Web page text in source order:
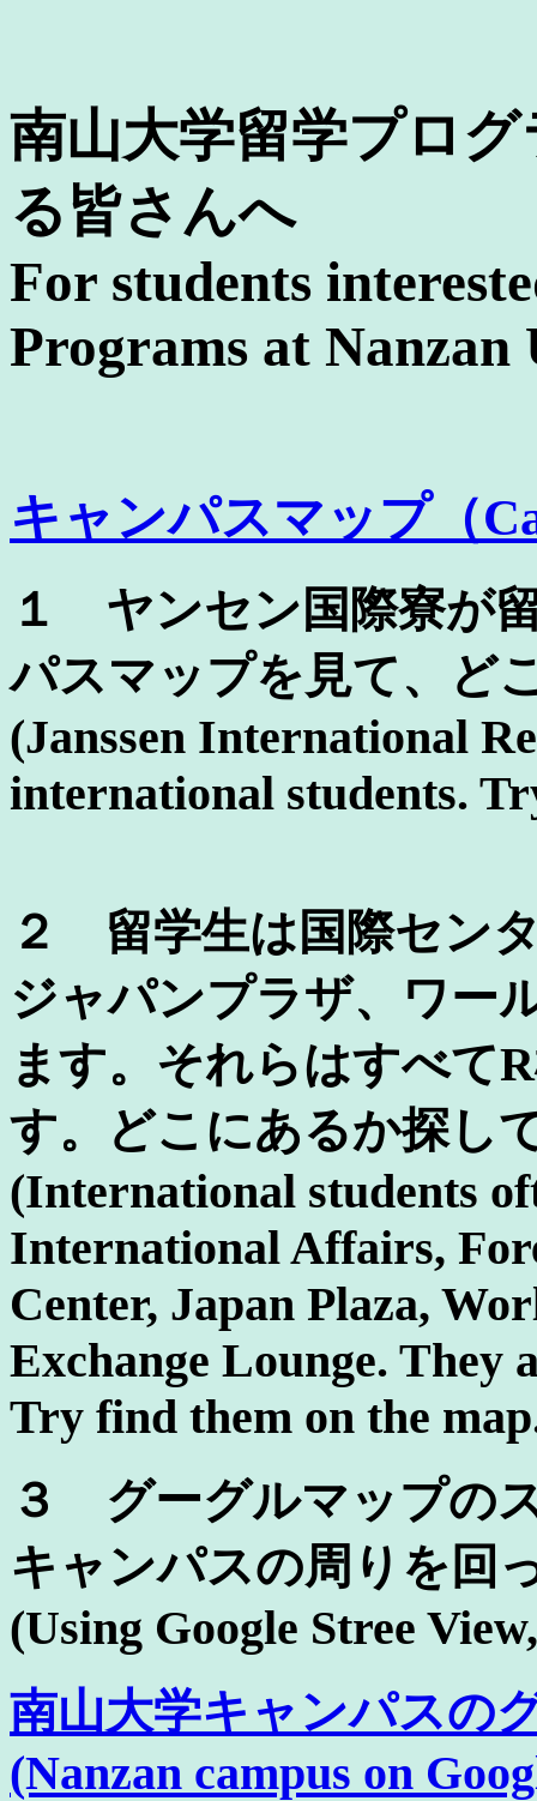
南山大学留学プロ
る皆さんへ
For students
Programs at Nanzan
キャンパスマップ（
１ ヤンセン国際寮が
パスマップを見て、ど
(Janssen International
international students.
２ 留学生は国際セン
ジャパンプラザ、ワー
ます。それらはすべて
す。どこにあるか探し
(International students
International Affairs,
Center, Japan Plaza,
Exchange Lounge. They
Try find them on the
３ グーグルマップの
キャンパスの周りを回
(Using Google Stree
南山大学キャンパスの
(Nanzan campus on